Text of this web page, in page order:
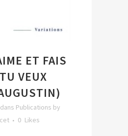
ET FAIS
VEUX
dans Publications by
0 Likes